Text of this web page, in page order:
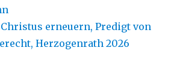
Christus erneuern, Predigt von
Herzogenrath 2026